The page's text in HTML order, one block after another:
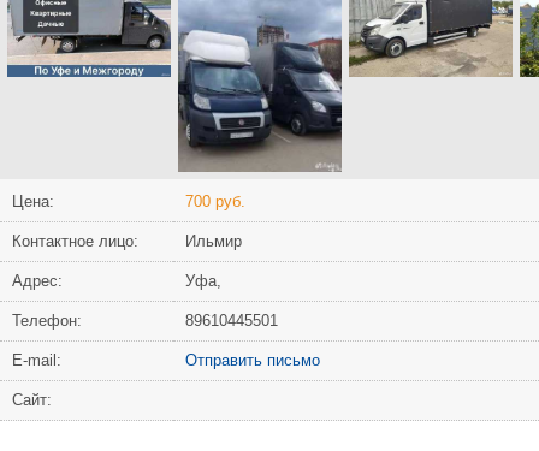
Цена: 700 руб.
Контактное лицо: Ильмир
Адрес: Уфа,
Телефон: 89610445501
Е-mail: Отправить письмо
Сайт: